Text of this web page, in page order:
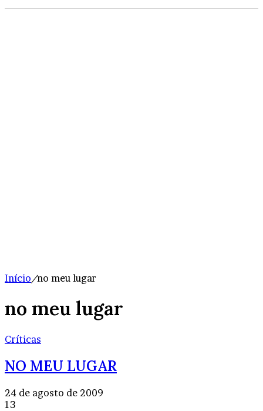
Início/no meu lugar
no meu lugar
Críticas
NO MEU LUGAR
24 de agosto de 2009
13